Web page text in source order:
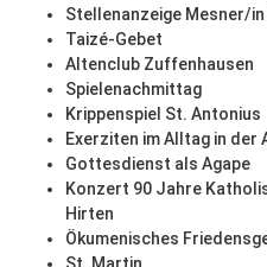
Stellenanzeige Mesner/
Taizé-Gebet
Altenclub Zuffenhausen
Spielenachmittag
Krippenspiel St. Antonius
Exerziten im Alltag in der
Gottesdienst als Agape
Konzert 90 Jahre
Hirten
Ökumenisches